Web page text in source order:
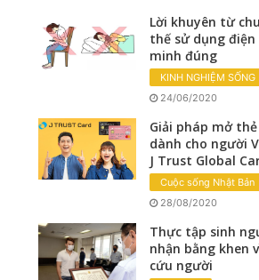
Lời khuyên từ
thế sử dụng
minh đúng
KINH NGHIỆM SỐNG
24/06/2020
Giải pháp mở
dành cho người
J Trust Global
Cuộc sống Nhật Bản
28/08/2020
Thực tập sinh
nhận bằng khen
cứu người